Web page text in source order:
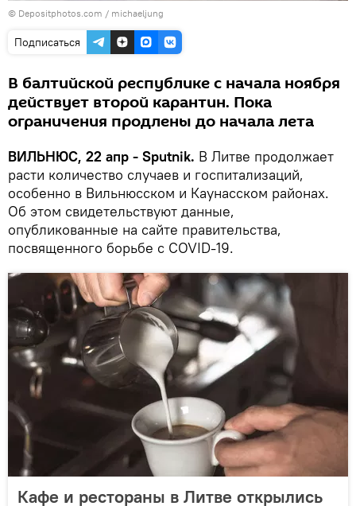
© Depositphotos.com / michaeljung
Подписаться
В балтийской республике с начала ноября
действует второй карантин. Пока
ограничения продлены до начала лета
ВИЛЬНЮС, 22 апр - Sputnik. В Литве продолжает
расти количество случаев и госпитализаций,
особенно в Вильнюсском и Каунасском районах.
Об этом свидетельствуют данные,
опубликованные на сайте правительства,
посвященного борьбе с COVID-19.
Кафе и рестораны в Литве открылись